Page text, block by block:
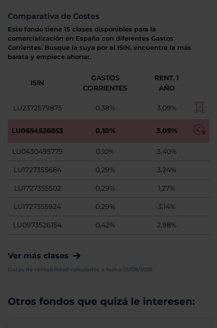
Comparativa de Costes
Este fondo tiene 15 clases disponibles para la
comercialización en España con diferentes Gastos
Corrientes. Busque la suya por el ISIN, encuentre la más
barata y empiece ahorrar.
ISIN
GASTOS
CORRIENTES
RENT. 1
AÑO
LU2372579875 0,38% 3,09%
LU0654526853 0,10% 3,09%
LU0430495779 0,10% 3,40%
LU1727355684 0,29% 3,24%
LU1727355502 0,29% 1,27%
LU1727355924 0,29% 3,14%
LU0973526154 0,42% 2,98%
Ver más clases
Datos de rentabilidad calculados a fecha 05/08/2026
Otros fondos que quizá le interesen: